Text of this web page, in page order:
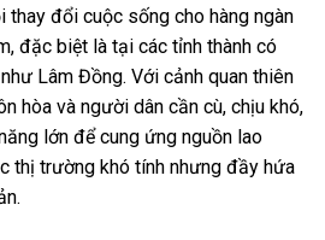
thay đổi cuộc sống cho hàng ngàn
đặc biệt là tại các tỉnh thành có
Lâm Đồng. Với cảnh quan thiên
hòa và người dân cần cù, chịu khó,
lớn để cung ứng nguồn lao
thị trường khó tính nhưng đầy hứa